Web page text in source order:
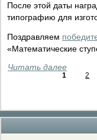
После этой даты
типографию для
Поздравляем
«Математические
Читать далее
1 2